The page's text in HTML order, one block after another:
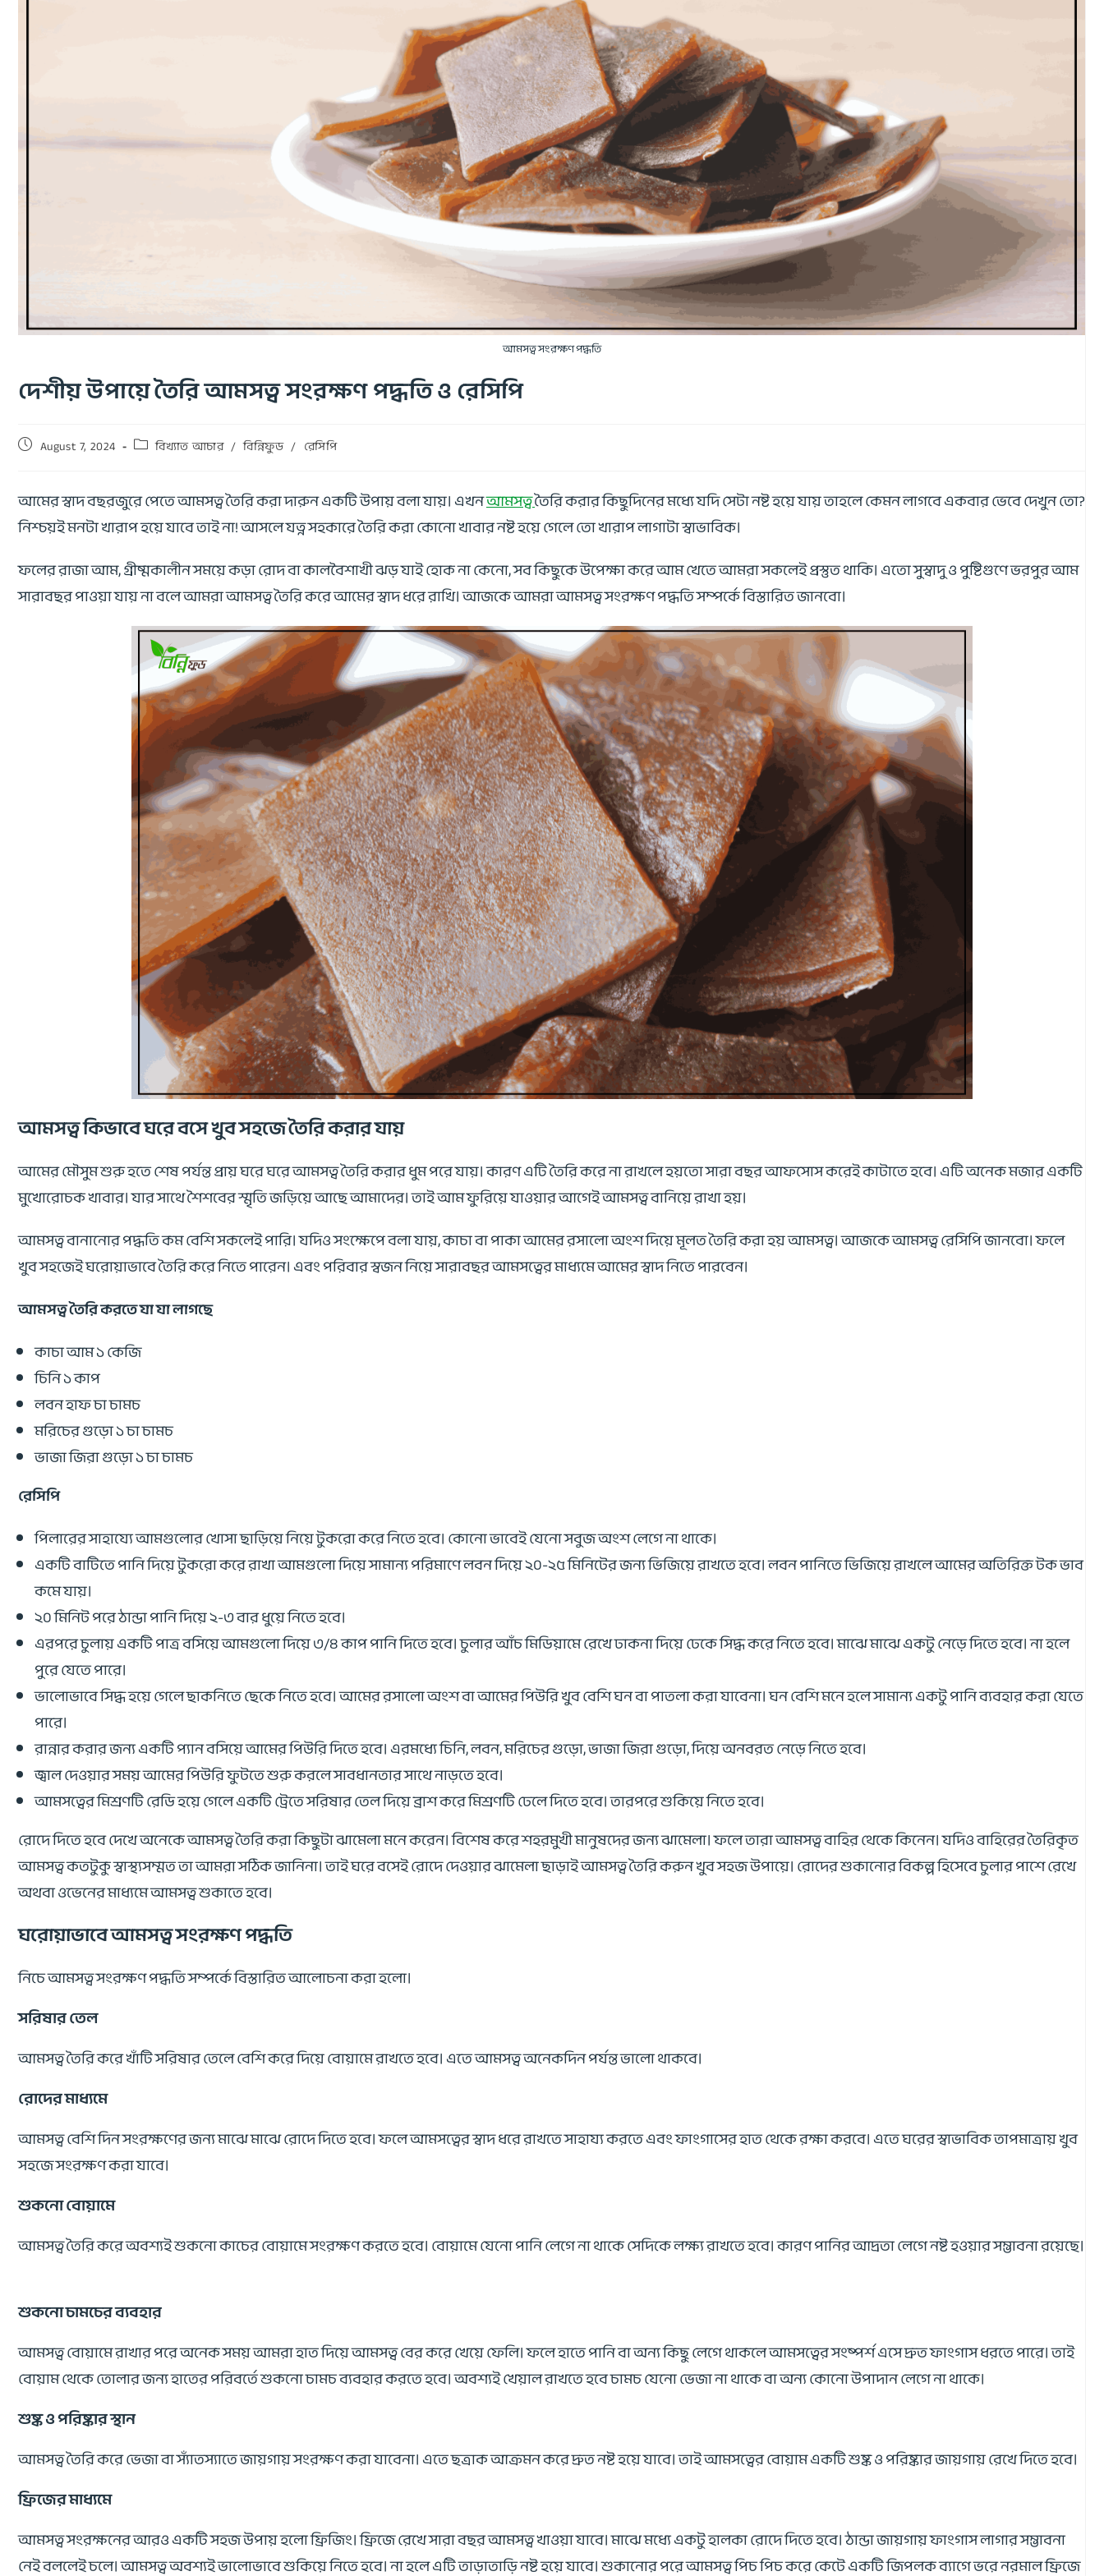
আমসত্ব সংরক্ষণ পদ্ধতি
দেশীয় উপায়ে তৈরি আমসত্ব সংরক্ষণ পদ্ধতি ও রেসিপি
August 7, 2024 বিখ্যাত আচার / বিন্নিফুড / রেসিপি
আমের স্বাদ বছরজুরে পেতে আমসত্ব তৈরি করা দারুন একটি উপায় বলা যায়। এখনআমসত্বতৈরি করার কিছুদিনের মধ্যে যদি সেটা নষ্ট হয়ে যায় তাহলে কেমন লাগবে একবার ভেবে দেখুন তো?
নিশ্চয়ই মনটা খারাপ হয়ে যাবে তাই না! আসলে যত্ন সহকারে তৈরি করা কোনো খাবার নষ্ট হয়ে গেলে তো খারাপ লাগাটা স্বাভাবিক।
ফলের রাজা আম, গ্রীষ্মকালীন সময়ে কড়া রোদ বা কালবৈশাখী ঝড় যাই হোক না কেনো, সব কিছুকে উপেক্ষা করে আম খেতে আমরা সকলেই প্রস্তুত থাকি। এতো সুস্বাদু ও পুষ্টিগুণে ভরপুর আম
সারাবছর পাওয়া যায় না বলে আমরা আমসত্ব তৈরি করে আমের স্বাদ ধরে রাখি। আজকে আমরা আমসত্ব সংরক্ষণ পদ্ধতি সম্পর্কে বিস্তারিত জানবো।
আমসত্ব কিভাবে ঘরে বসে খুব সহজে তৈরি করার যায়
আমের মৌসুম শুরু হতে শেষ পর্যন্ত প্রায় ঘরে ঘরে আমসত্ব তৈরি করার ধুম পরে যায়। কারণ এটি তৈরি করে না রাখলে হয়তো সারা বছর আফসোস করেই কাটাতে হবে। এটি অনেক মজার একটি
মুখোরোচক খাবার। যার সাথে শৈশবের স্মৃতি জড়িয়ে আছে আমাদের। তাই আম ফুরিয়ে যাওয়ার আগেই আমসত্ব বানিয়ে রাখা হয়।
আমসত্ব বানানোর পদ্ধতি কম বেশি সকলেই পারি। যদিও সংক্ষেপে বলা যায়, কাচা বা পাকা আমের রসালো অংশ দিয়ে মূলত তৈরি করা হয় আমসত্ব। আজকে আমসত্ব রেসিপি জানবো। ফলে
খুব সহজেই ঘরোয়াভাবে তৈরি করে নিতে পারেন। এবং পরিবার স্বজন নিয়ে সারাবছর আমসত্বের মাধ্যমে আমের স্বাদ নিতে পারবেন।
আমসত্ব তৈরি করতে যা যা লাগছে
কাচা আম ১ কেজি
চিনি ১ কাপ
লবন হাফ চা চামচ
মরিচের গুড়ো ১ চা চামচ
ভাজা জিরা গুড়ো ১ চা চামচ
রেসিপি
পিলারের সাহায্যে আমগুলোর খোসা ছাড়িয়ে নিয়ে টুকরো করে নিতে হবে। কোনো ভাবেই যেনো সবুজ অংশ লেগে না থাকে।
একটি বাটিতে পানি দিয়ে টুকরো করে রাখা আমগুলো দিয়ে সামান্য পরিমাণে লবন দিয়ে ২০-২৫ মিনিটের জন্য ভিজিয়ে রাখতে হবে। লবন পানিতে ভিজিয়ে রাখলে আমের অতিরিক্ত টক ভাব
কমে যায়।
২০ মিনিট পরে ঠান্ডা পানি দিয়ে ২-৩ বার ধুয়ে নিতে হবে।
এরপরে ‍চুলায় একটি পাত্র বসিয়ে আমগুলো দিয়ে ৩/৪ কাপ পানি দিতে হবে। চুলার আঁচ মিডিয়ামে রেখে ঢাকনা দিয়ে ঢেকে সিদ্ধ করে নিতে হবে। মাঝে মাঝে একটু নেড়ে দিতে হবে। না হলে
পুরে যেতে পারে।
ভালোভাবে সিদ্ধ হয়ে গেলে ছাকনিতে ছেকে নিতে হবে। আমের রসালো অংশ বা আমের পিউরি খুব বেশি ঘন বা পাতলা করা যাবেনা। ঘন বেশি মনে হলে সামান্য একটু পানি ব্যবহার করা যেতে
পারে।
রান্নার করার জন্য একটি প্যান বসিয়ে আমের পিউরি দিতে হবে। এরমধ্যে চিনি, লবন, মরিচের গুড়ো, ভাজা জিরা গুড়ো, দিয়ে অনবরত নেড়ে নিতে হবে।
জ্বাল দেওয়ার সময় আমের পিউরি ফুটতে শুরু করলে সাবধানতার সাথে নাড়তে হবে।
আমসত্বের মিশ্রণটি রেডি হয়ে গেলে একটি ট্রেতে সরিষার তেল দিয়ে ব্রাশ করে মিশ্রণটি ঢেলে দিতে হবে। তারপরে শুকিয়ে নিতে হবে।
রোদে দিতে হবে দেখে অনেকে আমসত্ব তৈরি করা কিছুটা ঝামেলা মনে করেন। বিশেষ করে শহরমুখী মানুষদের জন্য ঝামেলা। ফলে তারা আমসত্ব বাহির থেকে কিনেন। যদিও বাহিরের তৈরিকৃত
আমসত্ব কতটুকু স্বাস্থ্যসম্মত তা আমরা সঠিক জানিনা। তাই ঘরে বসেই রোদে দেওয়ার ঝামেলা ছাড়াই আমসত্ব তৈরি করুন খুব সহজ উপায়ে। রোদের শুকানোর বিকল্প হিসেবে চুলার পাশে রেখে
অথবা ওভেনের মাধ্যমে আমসত্ব শুকাতে হবে।
ঘরোয়াভাবে আমসত্ব সংরক্ষণ পদ্ধতি
নিচে আমসত্ব সংরক্ষণ পদ্ধতি সম্পর্কে বিস্তারিত আলোচনা করা হলো।
সরিষার তেল
আমসত্ব তৈরি করে খাঁটি সরিষার তেলে বেশি করে দিয়ে বোয়ামে রাখতে হবে। এতে আমসত্ব অনেকদিন পর্যন্ত ভালো থাকবে।
রোদের মাধ্যমে
আমসত্ব বেশি দিন সংরক্ষণের জন্য মাঝে মাঝে রোদে দিতে হবে। ফলে আমসত্বের স্বাদ ধরে রাখতে সাহায্য করতে এবং ফাংগাসের হাত থেকে রক্ষা করবে। এতে ঘরের স্বাভাবিক তাপমাত্রায় খুব
সহজে সংরক্ষণ করা যাবে।
শুকনো বোয়ামে
আমসত্ব তৈরি করে অবশ্যই শুকনো কাচের বোয়ামে সংরক্ষণ করতে হবে। বোয়ামে যেনো পানি লেগে না থাকে সেদিকে লক্ষ্য রাখতে হবে। কারণ পানির আদ্রতা লেগে নষ্ট হওয়ার সম্ভাবনা রয়েছে।
শুকনো চামচের ব্যবহার
আমসত্ব বোয়ামে রাখার পরে অনেক সময় আমরা হাত দিয়ে আমসত্ব বের করে খেয়ে ফেলি। ফলে হাতে পানি বা অন্য কিছু লেগে থাকলে আমসত্বের সংষ্পর্শ এসে দ্রুত ফাংগাস ধরতে পারে। তাই
বোয়াম থেকে তোলার জন্য হাতের পরিবর্তে শুকনো চামচ ব্যবহার করতে হবে। অবশ্যই খেয়াল রাখতে হবে চামচ যেনো ভেজা না থাকে বা অন্য কোনো উপাদান লেগে না থাকে।
শুষ্ক ও পরিষ্কার স্থান
আমসত্ব তৈরি করে ভেজা বা স্যাঁতস্যাতে জায়গায় সংরক্ষণ করা যাবেনা। এতে ছত্রাক আক্রমন করে দ্রুত নষ্ট হয়ে যাবে। তাই আমসত্বের বোয়াম একটি শুষ্ক ও পরিষ্কার জায়গায় রেখে দিতে হবে।
ফ্রিজের মাধ্যমে
আমসত্ব সংরক্ষনের আরও একটি সহজ উপায় হলো ফ্রিজিং। ফ্রিজে রেখে সারা বছর আমসত্ব খাওয়া যাবে। মাঝে মধ্যে একটু হালকা রোদে দিতে হবে। ঠান্ডা জায়গায় ফাংগাস লাগার সম্ভাবনা
নেই বললেই চলে। আমসত্ব অবশ্যই ভালোভাবে শুকিয়ে নিতে হবে। না হলে এটি তাড়াতাড়ি নষ্ট হয়ে যাবে। শুকানোর পরে আমসত্ব পিচ পিচ করে কেটে একটি জিপলক ব্যাগে ভরে নরমাল ফ্রিজে